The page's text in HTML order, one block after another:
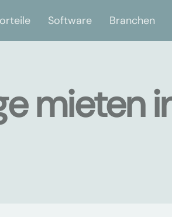
Software Branchen
mieten